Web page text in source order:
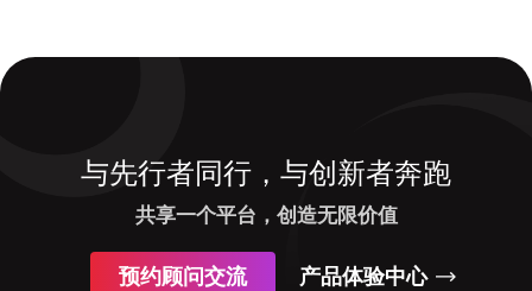
与先行者同行，与创新者奔跑
共享一个平台，创造无限价值
预约顾问交流 产品体验中心